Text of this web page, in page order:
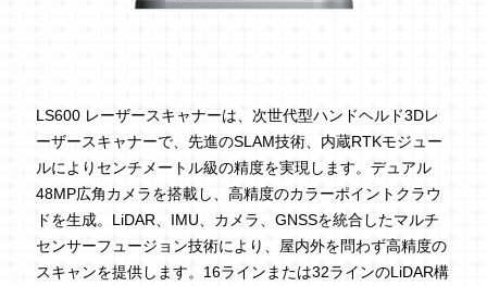
LS600 レーザースキャナーは、次世代型ハンドヘルド3Dレ
ーザースキャナーで、先進のSLAM技術、内蔵RTKモジュー
ルによりセンチメートル級の精度を実現します。デュアル
48MP広角カメラを搭載し、高精度のカラーポイントクラウ
ドを生成。LiDAR、IMU、カメラ、GNSSを統合したマルチ
センサーフュージョン技術により、屋内外を問わず高精度の
スキャンを提供します。16ラインまたは32ラインのLiDAR構